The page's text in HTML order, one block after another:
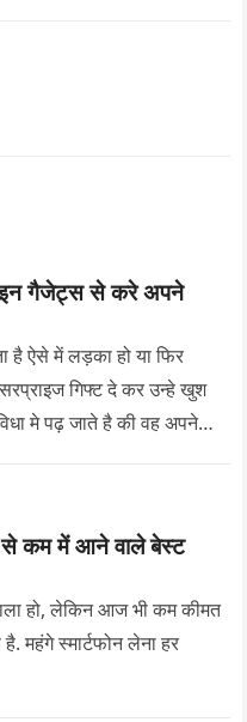
इन गैजेट्स से करे अपने
है ऐसे में लड़का हो या फिर
गिफ्ट दे कर उन्हे खुश
मे पढ़ जाते है की वह अपने
कम में आने वाले बेस्ट
हो, लेकिन आज भी कम कीमत
महंगे स्मार्टफोन लेना हर